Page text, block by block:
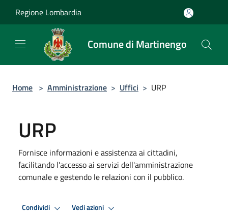
Regione Lombardia
Comune di Martinengo
Home > Amministrazione > Uffici > URP
URP
Fornisce informazioni e assistenza ai cittadini,
facilitando l'accesso ai servizi dell'amministrazione
comunale e gestendo le relazioni con il pubblico.
Condividi Vedi azioni